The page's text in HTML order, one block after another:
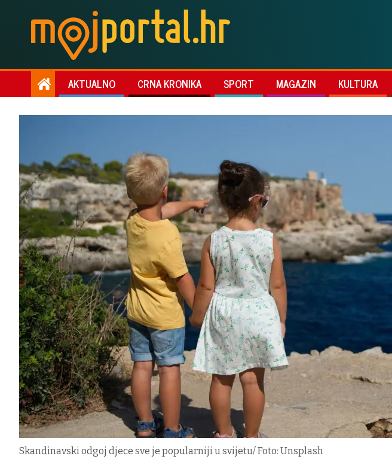
AKTUALNO CRNA KRONIKA SPORT MAGAZIN KULTURA
Skandinavski odgoj djece sve je popularniji u svijetu/ Foto: Unsplash